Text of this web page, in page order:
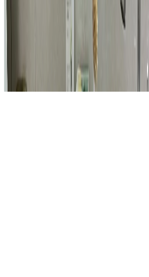
© 2026 홈앤코 주식회사. All rights reserved.